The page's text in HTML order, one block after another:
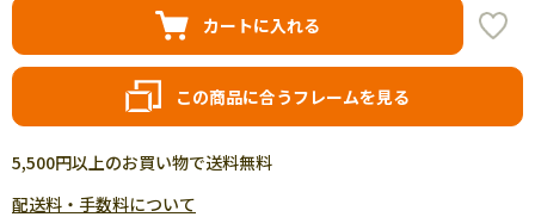
カートに入れる
この商品に合うフレームを見る
5,500円以上のお買い物で送料無料
配送料・手数料について